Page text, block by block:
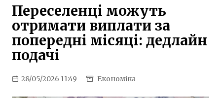
Переселенці можуть
отримати виплати за
попередні місяці: дедлайн
подачі
28/05/2026 11:49 Економіка